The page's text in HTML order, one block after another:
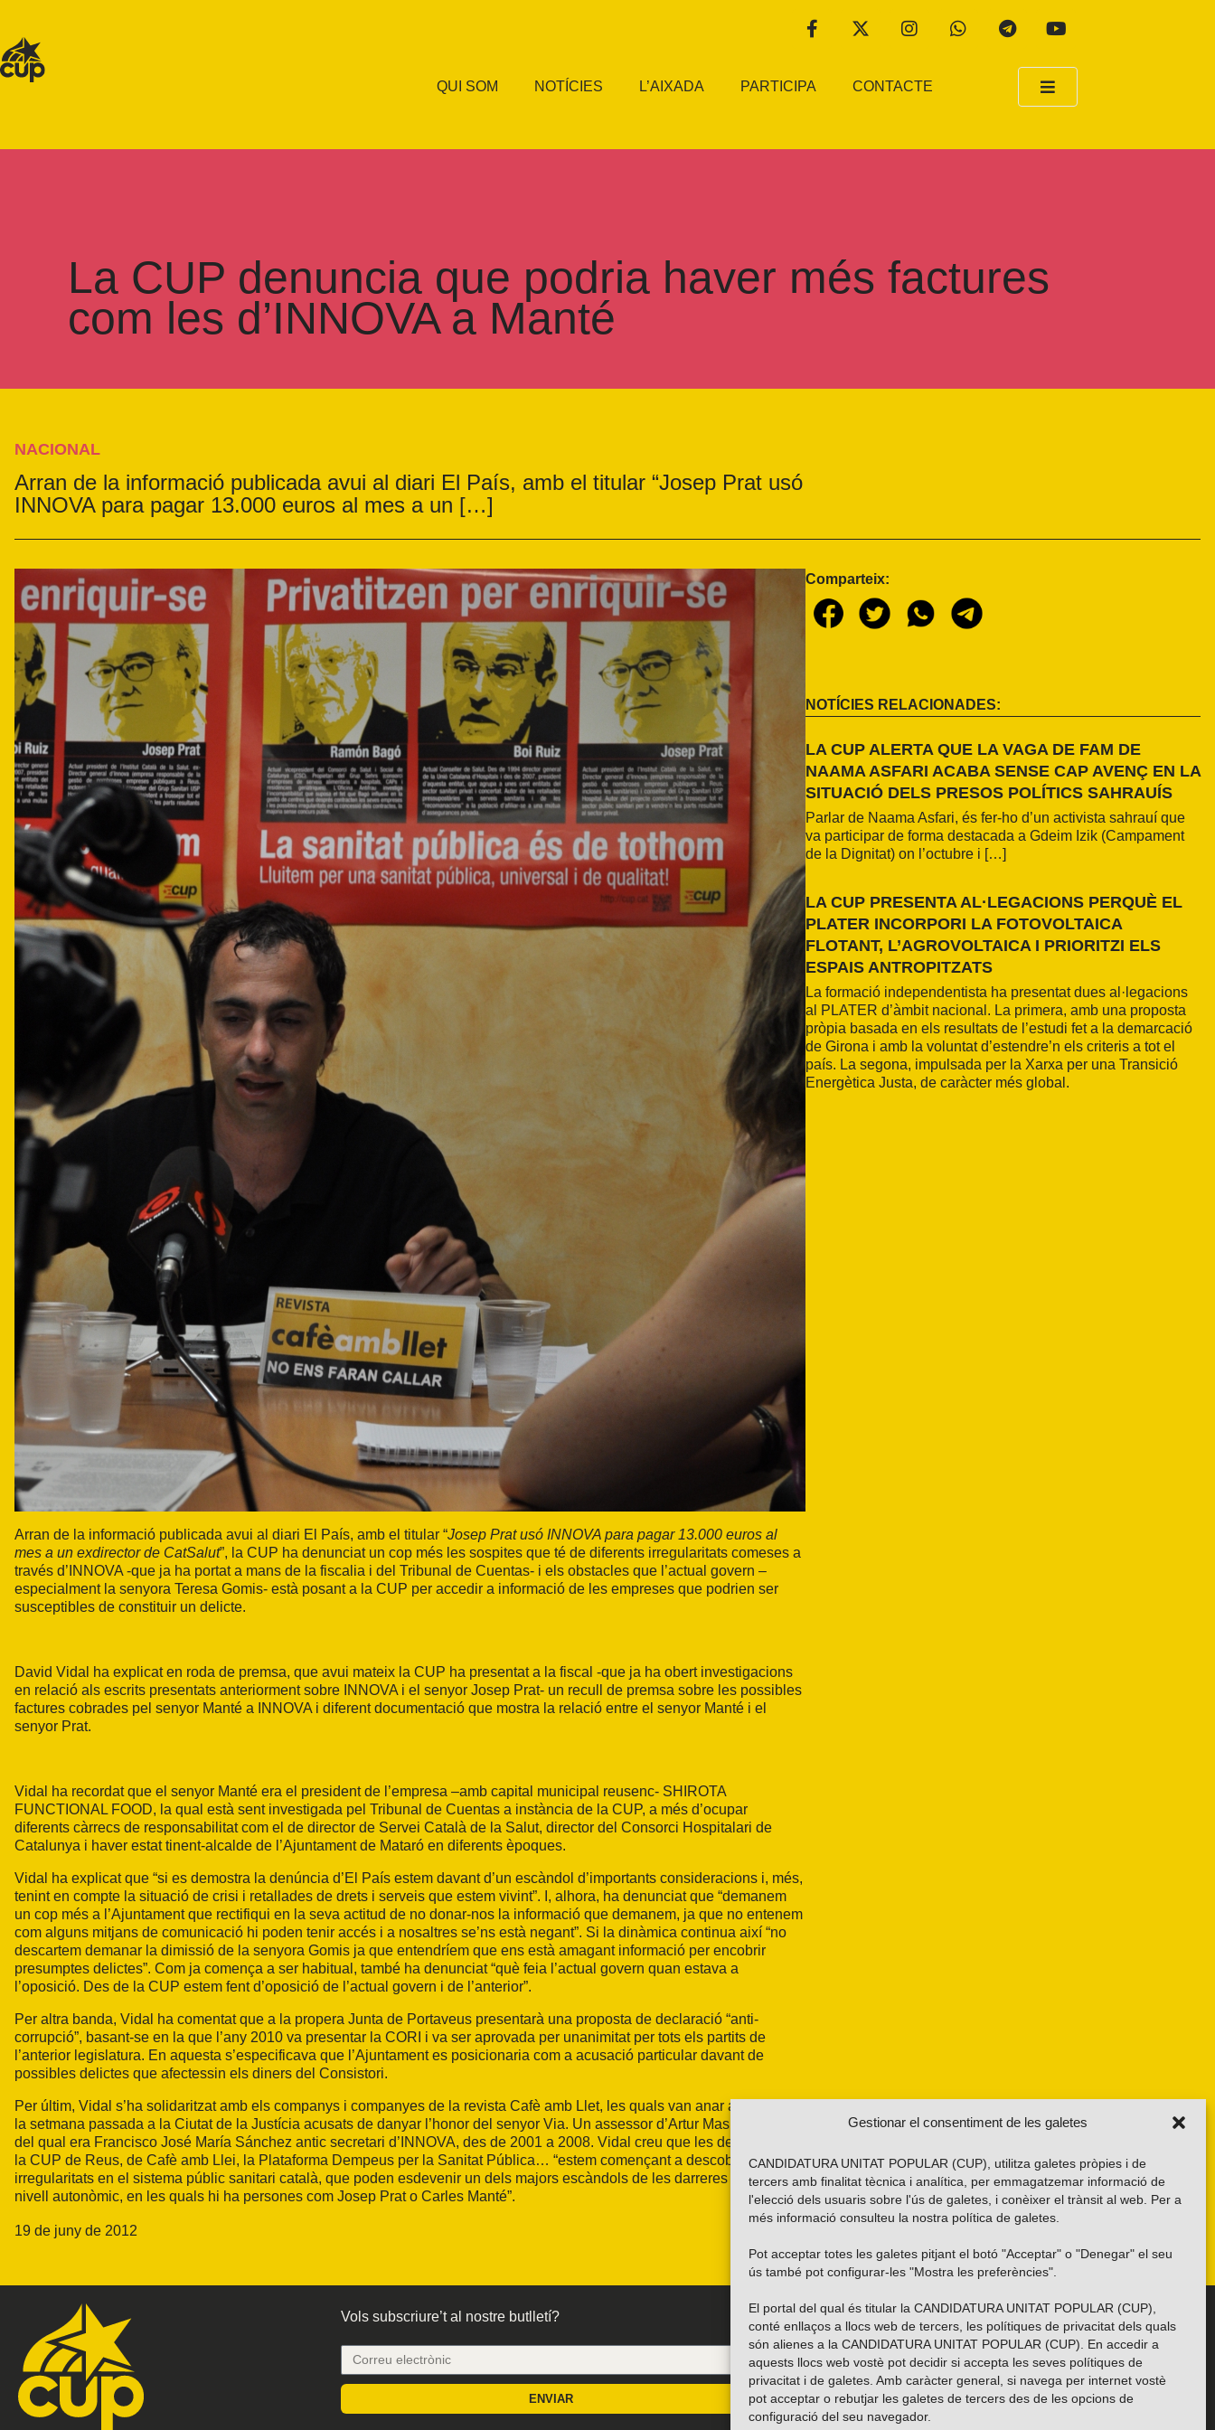
Gestionar el consentiment de les galetes
CANDIDATURA UNITAT POPULAR (CUP), utilitza galetes pròpies i de
tercers amb finalitat tècnica i analítica, per emmagatzemar informació de
l'elecció dels usuaris sobre l'ús de galetes, i conèixer el trànsit al web. Per a
més informació consulteu la nostra política de galetes
Pot acceptar totes les galetes pitjant el botó "Acceptar" o "Denegar" el seu
ús també pot configurar-les "Mostra les preferències".
El portal del qual és titular la CANDIDATURA UNITAT POPULAR (CUP),
conté enllaços a llocs web de tercers, les polítiques de privacitat dels quals
són alienes a la CANDIDATURA UNITAT POPULAR (CUP). En accedir a
aquests llocs web vostè pot decidir si accepta les seves polítiques de
privacitat i de galetes. Amb caràcter general, si navega per internet vostè
pot acceptar o rebutjar les galetes de tercers des de les opcions de
configuració del seu navegador.
QUI SOM NOTÍCIES L’AIXADA PARTICIPA CONTACTE
La CUP denuncia que podria haver més factures
com les d’INNOVA a Manté
NACIONAL
Arran de la informació publicada avui al diari El País, amb el titular “Josep Prat usó
INNOVA para pagar 13.000 euros al mes a un […]
Arran de la informació publicada avui al diari El País, amb el titular “Josep Prat usó INNOVA para pagar 13.000 euros al
mes a un exdirector de CatSalut”, la CUP ha denunciat un cop més les sospites que té de diferents irregularitats comeses a
través d’INNOVA -que ja ha portat a mans de la fiscalia i del Tribunal de Cuentas- i els obstacles que l’actual govern –
especialment la senyora Teresa Gomis- està posant a la CUP per accedir a informació de les empreses que podrien ser
susceptibles de constituir un delicte.
David Vidal ha explicat en roda de premsa, que avui mateix la CUP ha presentat a la fiscal -que ja ha obert investigacions
en relació als escrits presentats anteriorment sobre INNOVA i el senyor Josep Prat- un recull de premsa sobre les possibles
factures cobrades pel senyor Manté a INNOVA i diferent documentació que mostra la relació entre el senyor Manté i el
senyor Prat.
Vidal ha recordat que el senyor Manté era el president de l’empresa –amb capital municipal reusenc- SHIROTA
FUNCTIONAL FOOD, la qual està sent investigada pel Tribunal de Cuentas a instància de la CUP, a més d’ocupar
diferents càrrecs de responsabilitat com el de director de Servei Català de la Salut, director del Consorci Hospitalari de
Catalunya i haver estat tinent-alcalde de l’Ajuntament de Mataró en diferents èpoques.
Vidal ha explicat que “si es demostra la denúncia d’El País estem davant d’un escàndol d’importants consideracions i, més,
tenint en compte la situació de crisi i retallades de drets i serveis que estem vivint”. I, alhora, ha denunciat que “demanem
un cop més a l’Ajuntament que rectifiqui en la seva actitud de no donar-nos la informació que demanem, ja que no entenem
com alguns mitjans de comunicació hi poden tenir accés i a nosaltres se’ns està negant”. Si la dinàmica continua així “no
descartem demanar la dimissió de la senyora Gomis ja que entendríem que ens està amagant informació per encobrir
presumptes delictes”. Com ja comença a ser habitual, també ha denunciat “què feia l’actual govern quan estava a
l’oposició. Des de la CUP estem fent d’oposició de l’actual govern i de l’anterior”.
Per altra banda, Vidal ha comentat que a la propera Junta de Portaveus presentarà una proposta de declaració “anti-
corrupció”, basant-se en la que l’any 2010 va presentar la CORI i va ser aprovada per unanimitat per tots els partits de
l’anterior legislatura. En aquesta s’especificava que l’Ajuntament es posicionaria com a acusació particular davant de
possibles delictes que afectessin els diners del Consistori.
Per últim, Vidal s’ha solidaritzat amb els companys i companyes de la revista Cafè amb Llet, les quals van anar a declarar
la setmana passada a la Ciutatde la Justícia acusats de danyar l’honor del senyor Via. Un assessor d’Artur Mas, l’advocat
del qual era Francisco José María Sánchez antic secretari d’INNOVA, des de 2001 a 2008. Vidal creu que les denúncies de
la CUP de Reus, de Cafè amb Llei, la Plataforma Dempeus per la Sanitat Pública… “estem començant a descobrir diferents
irregularitats en el sistema públic sanitari català, que poden esdevenir un dels majors escàndols de les darreres dècades a
nivell autonòmic, en les quals hi ha persones com Josep Prat o Carles Manté”.
19 de juny de 2012
Comparteix:
NOTÍCIES RELACIONADES:
LA CUP ALERTA QUE LA VAGA DE FAM DE
NAAMA ASFARI ACABA SENSE CAP AVENÇ EN LA
SITUACIÓ DELS PRESOS POLÍTICS SAHRAUÍS
Parlar de Naama Asfari, és fer-ho d’un activista sahrauí que
va participar de forma destacada a Gdeim Izik (Campament
de la Dignitat) on l’octubre i […]
LA CUP PRESENTA AL·LEGACIONS PERQUÈ EL
PLATER INCORPORI LA FOTOVOLTAICA
FLOTANT, L’AGROVOLTAICA I PRIORITZI ELS
ESPAIS ANTROPITZATS
La formació independentista ha presentat dues al·legacions
al PLATER d’àmbit nacional. La primera, amb una proposta
pròpia basada en els resultats de l’estudi fet a la demarcació
de Girona i amb la voluntat d’estendre’n els criteris a tot el
país. La segona, impulsada per la Xarxa per una Transició
Energètica Justa, de caràcter més global.
Vols subscriure’t al nostre butlletí?
ENVIAR
Troba’ns a les xarxes socials